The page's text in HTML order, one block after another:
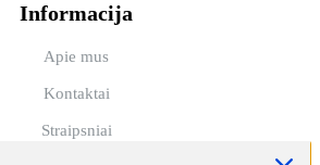
Informacija
Apie mus
Kontaktai
Straipsniai